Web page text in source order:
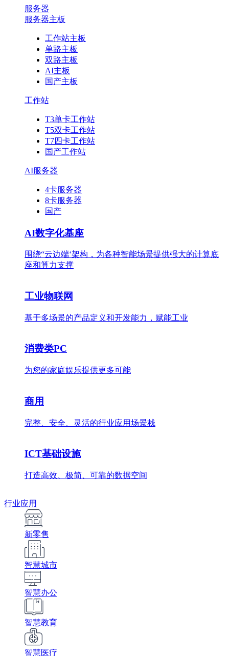
服务器
服务器主板
工作站主板
单路主板
双路主板
AI主板
国产主板
工作站
T3单卡工作站
T5双卡工作站
T7四卡工作站
国产工作站
AI服务器
4卡服务器
8卡服务器
国产
AI数字化基座
围绕“云边端‘架构，为各种智能场景提供强大的计算底
座和算力支撑
工业物联网
基于多场景的产品定义和开发能力，赋能工业
消费类PC
为您的家庭娱乐提供更多可能
商用
完整、安全、灵活的行业应用场景栈
ICT基础设施
打造高效、极简、可靠的数据空间
行业应用
新零售
智慧城市
智慧办公
智慧教育
智慧医疗